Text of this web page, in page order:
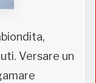
Versare un